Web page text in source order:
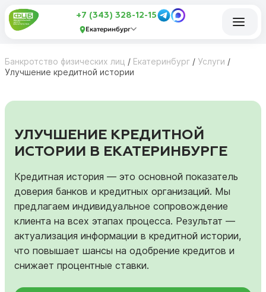
+7 (343) 328-12-15
Екатеринбург
Банкротство физических лиц / Екатеринбург / Услуги /
Улучшение кредитной истории
УЛУЧШЕНИЕ КРЕДИТНОЙ
ИСТОРИИ В ЕКАТЕРИНБУРГЕ
Кредитная история — это основной показатель
доверия банков и кредитных организаций. Мы
предлагаем индивидуальное сопровождение
клиента на всех этапах процесса. Результат —
актуализация информации в кредитной истории,
что повышает шансы на одобрение кредитов и
снижает процентные ставки.